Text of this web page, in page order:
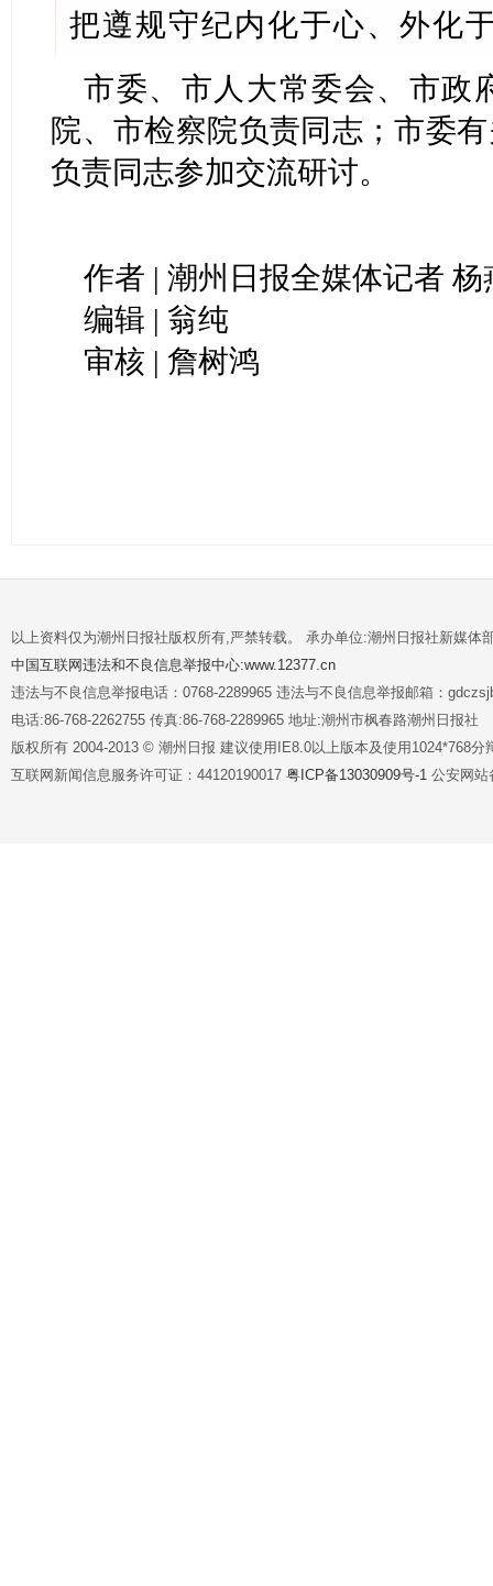
把遵规守纪内化于心、外化
市委、市人大常委会、市政
院、市检察院负责同志；市委
负责同志参加交流研讨。
作者 | 潮州日报全媒体记者
编辑 | 翁纯
审核 | 詹树鸿
以上资料仅为潮州日报社版权所有,严禁转载。 承办单位:潮州日报社新媒体
中国互联网违法和不良信息举报中心:www.12377.cn
违法与不良信息举报电话：0768-2289965 违法与不良信息举报邮箱：
电话:86-768-2262755 传真:86-768-2289965 地址:潮州市枫春路潮州日报社
版权所有 2004-2013 © 潮州日报 建议使用IE8.0以上版本及使用1024*768分
互联网新闻信息服务许可证：44120190017 粤ICP备13030909号-1 公安网站